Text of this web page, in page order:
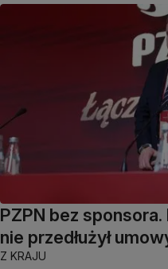
PZPN bez
nie przedłużył
Z KRAJU